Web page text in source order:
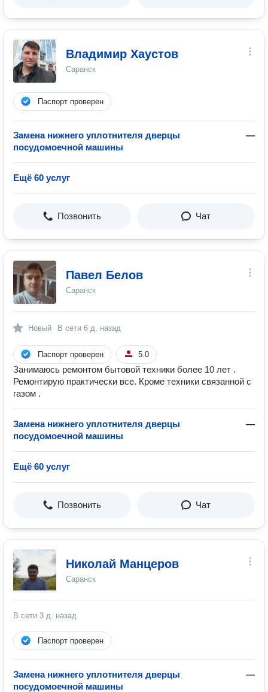
Владимир Хаустов
Саранск
Паспорт проверен
Замена нижнего уплотнителя дверцы
посудомоечной машины
—
Ещё 60 услуг
Позвонить Чат
Павел Белов
Саранск
Новый В сети 6 д. назад
Паспорт проверен 5.0
Занимаюсь ремонтом бытовой техники более 10 лет .
Ремонтирую практически все. Кроме техники связанной с
газом .
Замена нижнего уплотнителя дверцы
посудомоечной машины
—
Ещё 60 услуг
Позвонить Чат
Николай Манцеров
Саранск
В сети 3 д. назад
Паспорт проверен
Замена нижнего уплотнителя дверцы
посудомоечной машины
—